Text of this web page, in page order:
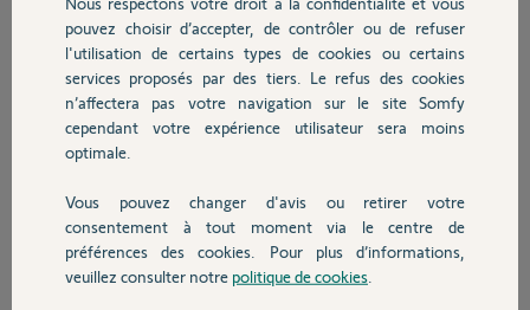
Chauffage
Autres produits
Devis avec un pro
Contact
il y a presque 2 ans
Participer au fil de discussion
Réponses
pouvez choisir d’accepter, de contrôler ou de refuser
l'utilisation de certains types de cookies ou certains
services proposés par des tiers. Le refus des cookies
n’affectera pas votre navigation sur le site Somfy
cependant votre expérience utilisateur sera moins
optimale.
Vous pouvez changer d'avis ou retirer votre
consentement à tout moment via le centre de
préférences des cookies. Pour plus d’informations,
veuillez consulter notre politique de cookies